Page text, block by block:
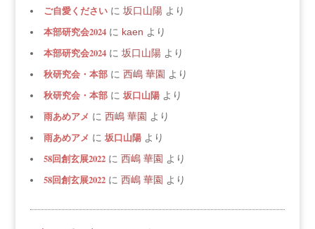
ご自愛くださいに 坂口山陽より
本部研究会2024に kaen より
本部研究会2024に 坂口山陽より
秋研究会・本部に 西嶋 華園 より
秋研究会・本部に 坂口山陽より
雨あめアメ に 西嶋 華園 より
雨あめアメ に 坂口山陽より
58回創玄展2022に 西嶋 華園 より
58回創玄展2022に 西嶋 華園 より